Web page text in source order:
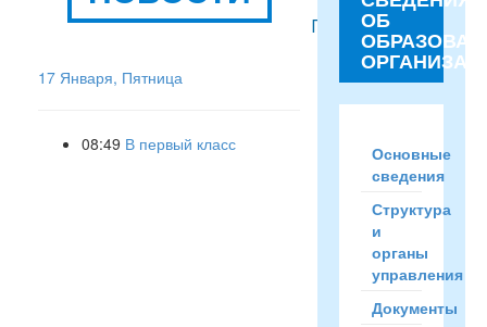
ФАЙЛЫ
ПИТАНИЯ
17 Января, Пятница
08:49 В первый класс
ОБ
Основные
сведения
Структура
и
органы
управления
Документы